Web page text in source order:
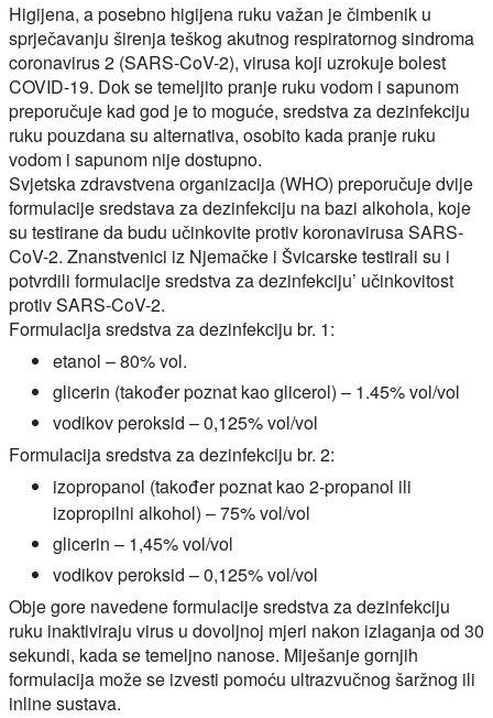
Higijena, a posebno higijena ruku važan je čimbenik u
sprječavanju širenja teškog akutnog respiratornog sindroma
coronavirus 2 (SARS-CoV-2), virusa koji uzrokuje bolest
COVID-19. Dok se temeljito pranje ruku vodom i sapunom
preporučuje kad god je to moguće, sredstva za dezinfekciju
ruku pouzdana su alternativa, osobito kada pranje ruku
vodom i sapunom nije dostupno.
Svjetska zdravstvena organizacija (WHO) preporučuje dvije
formulacije sredstava za dezinfekciju na bazi alkohola, koje
su testirane da budu učinkovite protiv koronavirusa SARS-
CoV-2. Znanstvenici iz Njemačke i Švicarske testirali su i
potvrdili formulacije sredstva za dezinfekciju’ učinkovitost
protiv SARS-CoV-2.
Formulacija sredstva za dezinfekciju br. 1:
etanol – 80% vol.
glicerin (također poznat kao glicerol) – 1.45% vol/vol
vodikov peroksid – 0,125% vol/vol
Formulacija sredstva za dezinfekciju br. 2:
izopropanol (također poznat kao 2-propanol ili
izopropilni alkohol) – 75% vol/vol
glicerin – 1,45% vol/vol
vodikov peroksid – 0,125% vol/vol
Obje gore navedene formulacije sredstva za dezinfekciju
ruku inaktiviraju virus u dovoljnoj mjeri nakon izlaganja od 30
sekundi, kada se temeljno nanose. Miješanje gornjih
formulacija može se izvesti pomoću ultrazvučnog šaržnog ili
inline sustava.